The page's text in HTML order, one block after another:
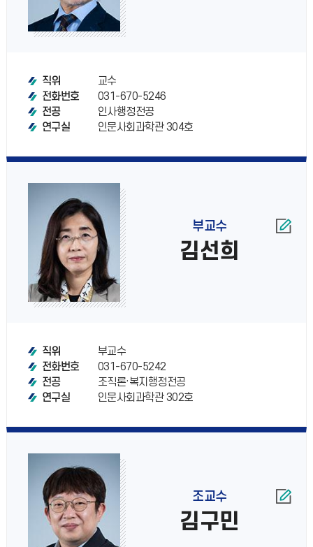
직위
교수
전화번호
031-670-5246
전공
인사행정전공
연구실
인문사회과학관 304호
부교수
김선희
직위
부교수
전화번호
031-670-5242
전공
조직론·복지행정전공
연구실
인문사회과학관 302호
조교수
김구민